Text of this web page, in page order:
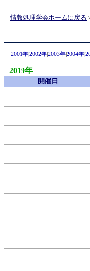
情報処理学会ホームに戻る
2001年2002年2003年2004年
2019年
開催日